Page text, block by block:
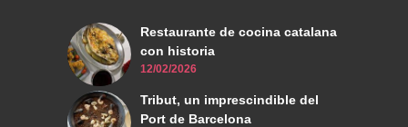
Restaurante de cocina catalana
con historia
12/02/2026
Tribut, un imprescindible del
Port de Barcelona